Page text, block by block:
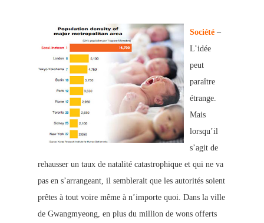
Société –
L’idée
peut
paraître
étrange.
Mais
lorsqu’il
s’agit de
rehausser un taux de natalité catastrophique et qui ne va
pas en s’arrangeant, il semblerait que les autorités soient
prêtes à tout voire même à n’importe quoi. Dans la ville
de Gwangmyeong, en plus du million de wons offerts